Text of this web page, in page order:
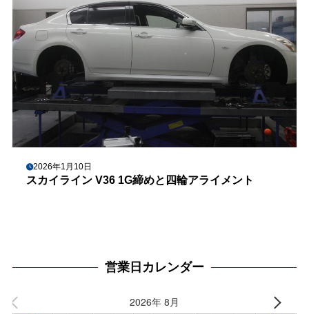
2026年1月10日
スカイライン V36 1G締めと四輪アライメント
営業日カレンダー
2026年 8月